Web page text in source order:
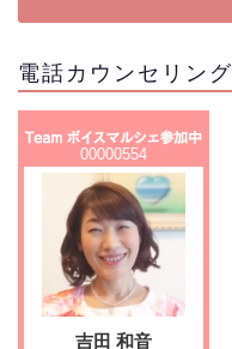
電話カウンセリン